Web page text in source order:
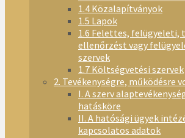
1.4 Közalapítványok
1.5 Lapok
1.6 Felettes, felügyeleti,
ellenőrzést vagy
szervek
1.7 Költségvetési szervek
2. Tevékenységre, működésre
I. A szerv
hatásköre
II. A hatósági ügyek
kapcsolatos adatok